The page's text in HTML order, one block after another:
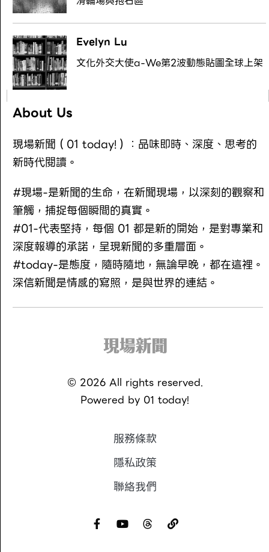
Evelyn Lu
文化外交大使a-We第2波動態貼圖全球上架
About Us
現場新聞（01 today!）：品味即時、深度、思考的
新時代閱讀。
#現場-是新聞的生命，在新聞現場，以深刻的觀察和
筆觸，捕捉每個瞬間的真實。
#01-代表堅持，每個 01 都是新的開始，是對專業和
深度報導的承諾，呈現新聞的多重層面。
#today-是態度，隨時隨地，無論早晚，都在這裡。
深信新聞是情感的寫照，是與世界的連結。
© 2026All rights reserved.
Powered by 01 today!
服務條款
隱私政策
聯絡我們